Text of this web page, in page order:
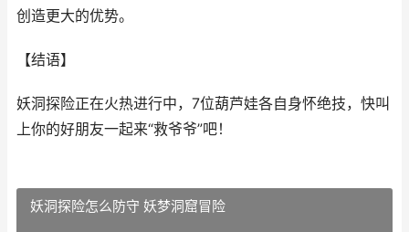
创造更大的优势。
【结语】
妖洞探险正在火热进行中，7位葫芦娃各自身怀绝技，快叫
上你的好朋友一起来“救爷爷”吧！
妖洞探险怎么防守 妖梦洞窟冒险